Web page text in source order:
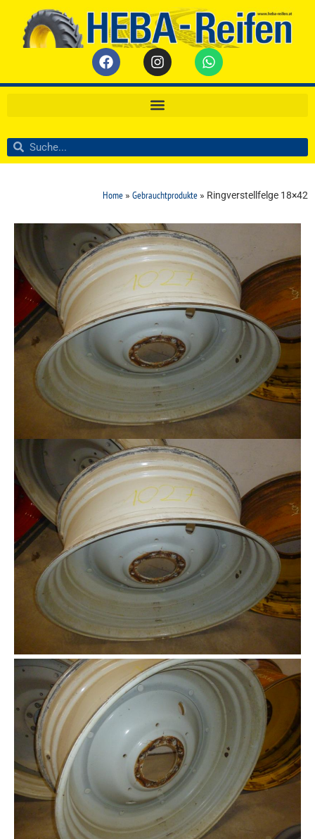
Home » Gebrauchtprodukte » Ringverstellfelge 18×42